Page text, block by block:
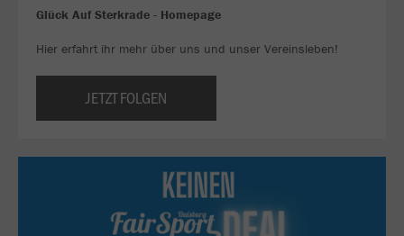
Glück Auf Sterkrade - Homepage
Hier erfahrt ihr mehr über uns und unser Vereinsleben!
JETZT FOLGEN